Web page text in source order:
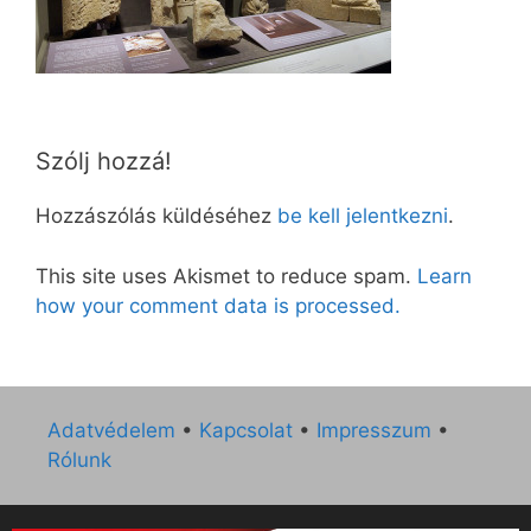
Szólj hozzá!
Hozzászólás küldéséhez be kell jelentkezni.
This site uses Akismet to reduce spam. Learn
how your comment data is processed.
Adatvédelem • Kapcsolat • Impresszum •
Rólunk